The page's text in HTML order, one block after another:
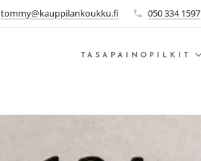
tommy@kauppilankoukku.fi 050 334 1597
TASAPAINOPILKIT